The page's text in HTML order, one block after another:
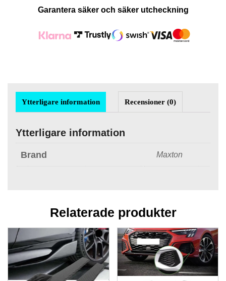
Garantera säker och säker utcheckning
Ytterligare information Recensioner (0)
Ytterligare information
Brand Maxton
Relaterade produkter